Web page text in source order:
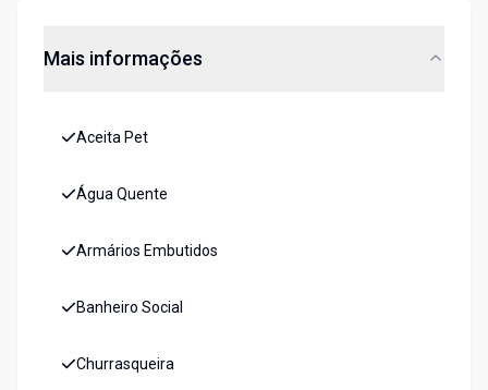
Mais informações
Aceita Pet
Água Quente
Armários Embutidos
Banheiro Social
Churrasqueira